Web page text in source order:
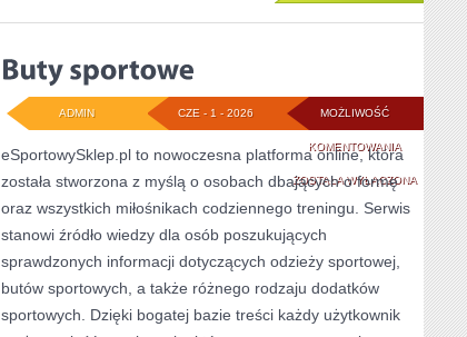
MOŻLIWOŚĆ
KOMENTOWANIABUTY
SPORTOWE
ZOSTAŁA WYŁĄCZONA
CZE - 1 - 2026
ADMIN
eSportowySklep.pl to nowoczesna platforma online, która
została stworzona z myślą o osobach dbających o formę
oraz wszystkich miłośnikach codziennego treningu. Serwis
stanowi źródło wiedzy dla osób poszukujących
sprawdzonych informacji dotyczących odzieży sportowej,
butów sportowych, a także różnego rodzaju dodatków
sportowych. Dzięki bogatej bazie treści każdy użytkownik